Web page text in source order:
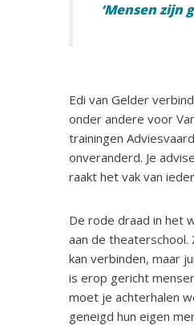
‘Mensen zijn
Edi van Gelder
onder andere voor
trainingen
onveranderd. Je
raakt het vak van
De rode draad in het
aan de theaterschool.
kan verbinden, maar
is erop gericht
moet je achterhalen
geneigd hun eigen